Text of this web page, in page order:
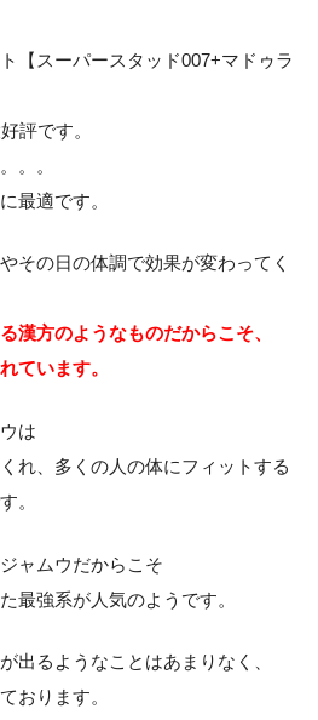
【スーパースタッド007+マドゥラ
評です。
。。
最適です。
その日の体調で効果が変わってく
漢方のようなものだからこそ、
ています。
は
れ、多くの人の体にフィットする
。
ャムウだからこそ
最強系が人気のようです。
出るようなことはあまりなく、
おります。